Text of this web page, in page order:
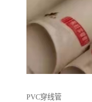
PVC穿线管